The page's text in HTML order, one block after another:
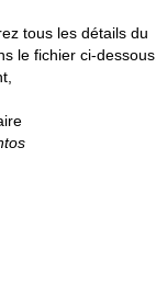
tous les détails du
le fichier ci-dessous.